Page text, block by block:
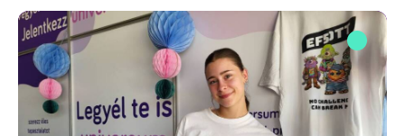
tudnivalókat.